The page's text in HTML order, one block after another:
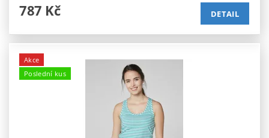
787 Kč DETAIL
Akce
Poslední kus